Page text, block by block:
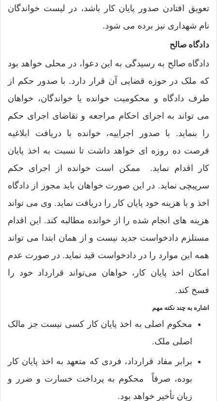
تعویق افتادن صدور پایان کار باشد، در لیست خواندگان
نام شهداری نیز برده می شود.
دادگاه صالح
دادگاه صالح به رسیدگی به این دعوا، در محلی خواهد بود
که ملک در حوزه قضایی آن قرار دارد. با صدور حکم از
طرف دادگاه و محکومیت خوانده یا خواندگان، خواهان
می تواند به اجرای احکام مراجعه و تقاضای اجرای حکم
را بنماید. با صدور اجراییه، خوانده با دریافت ابلاغیه
فرصت ده روزه ای خواهد داشت تا نسبت به اخذ پایان
کار اقدام نماید. ممکن است خوانده از اجرای حکم
سرپیچی نماید. در این صورت خواهان باید مجوز از دادگاه
اخذ و با هزینه خود پایان کار را دریافت نماید. وی می تواند
هزینه های انجام شده را از خوانده مطالبه کند. این اقدام
مستلزم دادخواست جدید نیست و از همان ابتدا می تواند
همه این موارد را در دادخواست قید نماید. در صورت عدم
امکان اخذ پایان کار، خواهان می‌تواند قرارداد خود را
فسخ کند.
اشاره به چند نکته مهم
محکوم اصلی به اخذ پایان کار کسی نیست جز مالک
اصلی ملک.
برابر مفاد قرارداد، فردی که متعهد به اخذ پایان کار
بوده، صرفاً محکوم به پرداخت خسارت و ضرر و
زیان تأخیر خواهد بود.